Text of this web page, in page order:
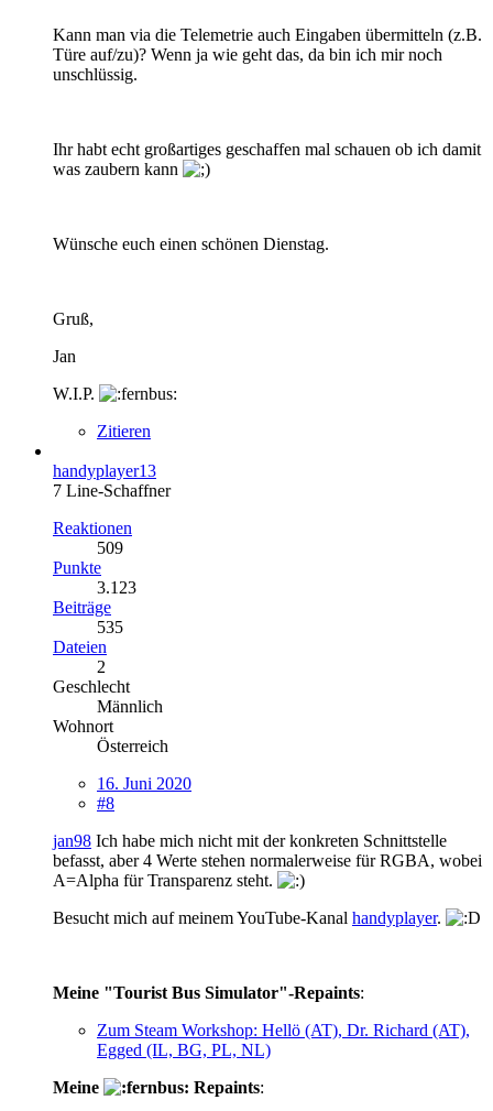
Kann man via die Telemetrie auch Eingaben übermitteln (z.B.
Türe auf/zu)? Wenn ja wie geht das, da bin ich mir noch
unschlüssig.
Ihr habt echt großartiges geschaffen mal schauen ob ich damit
was zaubern kann
Wünsche euch einen schönen Dienstag.
Gruß,
Jan
W.I.P.
Zitieren
handyplayer13
7 Line-Schaffner
Reaktionen
509
Punkte
3.123
Beiträge
535
Dateien
2
Geschlecht
Männlich
Wohnort
Österreich
16. Juni 2020
#8
jan98 Ich habe mich nicht mit der konkreten Schnittstelle
befasst, aber 4 Werte stehen normalerweise für RGBA, wobei
A=Alpha für Transparenz steht.
Besucht mich auf meinem YouTube-Kanal handyplayer.
Meine "Tourist Bus Simulator"-Repaints:
Zum Steam Workshop: Hellö (AT), Dr. Richard (AT),
Egged (IL, BG, PL, NL)
Meine
Repaints: